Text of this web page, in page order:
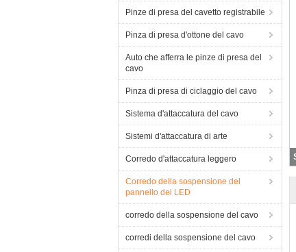
Pinze di presa del cavetto registrabile
Pinza di presa d'ottone del cavo
Auto che afferra le pinze di presa del
cavo
Pinza di presa di ciclaggio del cavo
Sistema d'attaccatura del cavo
Sistemi d'attaccatura di arte
Corredo d'attaccatura leggero
Corredo della sospensione del
pannello del LED
corredo della sospensione del cavo
corredi della sospensione del cavo